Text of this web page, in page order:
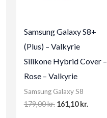
Samsung Galaxy S8+
(Plus) – Valkyrie
Silikone Hybrid Cover –
Rose – Valkyrie
Samsung Galaxy S8
179,00kr. Original
161,10kr.